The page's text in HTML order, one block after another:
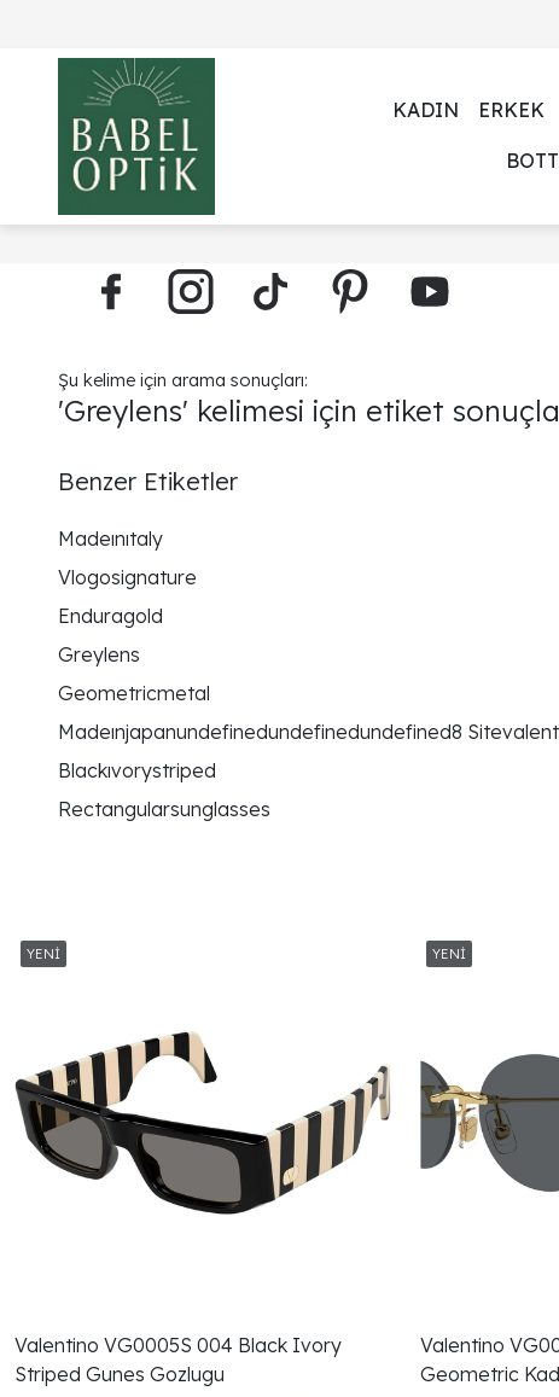
KADIN ERKEK
Şu kelime için arama sonuçları:
'Greylens' kelimesi için etiket
Benzer Etiketler
Madeınıtaly
Vlogosignature
Enduragold
Greylens
Geometricmetal
Madeınjapanundefinedundefinedundefined8
Blackıvorystriped
Rectangularsunglasses
Valentino VG0005S 004 Black Ivory
Striped Gunes Gozlugu
Valentino
Geometric